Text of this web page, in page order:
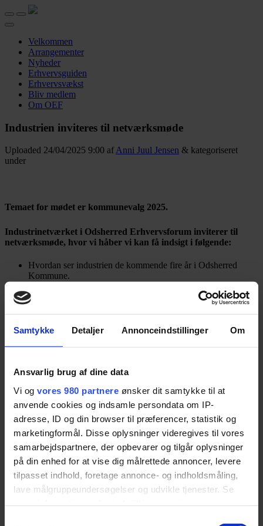
Samtykke Detaljer Annonceindstillinger Om
Ansvarlig brug af dine data
Vi og vores 980 partnere ønsker dit samtykke til at
anvende cookies og indsamle persondata om IP-
adresse, ID og din browser til præferencer, statistik og
marketingformål. Disse oplysninger videregives til vores
samarbejdspartnere, der opbevarer og tilgår oplysninger
på din enhed for at vise dig målrettede annoncer, levere
tilpasset indhold, foretage annonce- og indholdsmåling,
lave målgruppeundersøgelser og udvikle tjenester. Se
Velkommen
Arrangementer
Nyheder
Erhvervsguiden
Erhvervsvækst
Bliv medlem
Om OEF
Industrien inviteres til netværksmøde
Uploaded 24/04/2025 9:00 afAnni Juul Jensen & kategoriseret
under
Temaet for mødet er kommunevalg 2025.
Industrinetværket i Odsherred Erhvervsforum inviterer til
netværksmøde, hvor vi håber vi kan få indsigt i følgende:
Hvordan ser industrien de kommende fire år i Odsherred
Kommune.
fælles udvikling.
Vi håber, at dette møde vil medvirke til inspiration og engagement –
både som stemmeberettigede borgere og som aktive medspillere i
vores lokale erhvervslivs udvikling.
H. Lundbeck A/S
J. Orbesen Teknik ApS
Sif Orbesen
Njord ApS
Sif Orbesen
NKT Denmark A/S
Michael Halberg
PJM A/S
Benny Smith
Waste Plastic Upcycling ApS Jan Gramkov
Scan Camp
Christian Rasmussen